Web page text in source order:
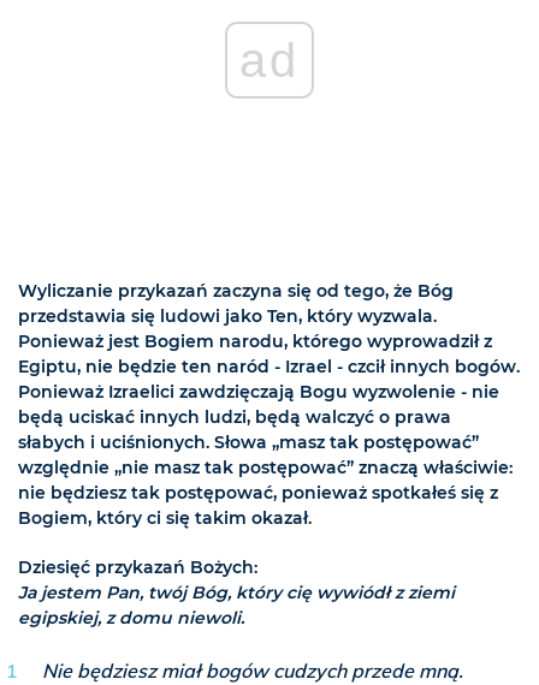
ad
Wyliczanie przykazań zaczyna się od tego, że Bóg
przedstawia się ludowi jako Ten, który wyzwala.
Ponieważ jest Bogiem narodu, którego wyprowadził z
Egiptu, nie będzie ten naród - Izrael - czcił innych bogów.
Ponieważ Izraelici zawdzięczają Bogu wyzwolenie - nie
będą uciskać innych ludzi, będą walczyć o prawa
słabych i uciśnionych. Słowa „masz tak postępować”
względnie „nie masz tak postępować” znaczą właściwie:
nie będziesz tak postępować, ponieważ spotkałeś się z
Bogiem, który ci się takim okazał.
Dziesięć przykazań Bożych:
Ja jestem Pan, twój Bóg, który cię wywiódł z ziemi
egipskiej, z domu niewoli.
Nie będziesz miał bogów cudzych przede mną.